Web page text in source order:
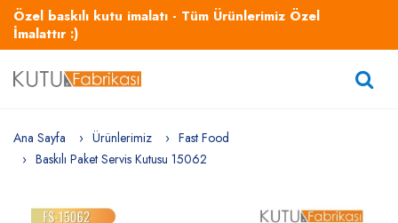
Özel baskılı kutu imalatı - Tüm Ürünlerimiz Özel
İmalattır :)
Ana Sayfa Ürünlerimiz
Fast Food
Baskılı Paket Servis Kutusu 15062